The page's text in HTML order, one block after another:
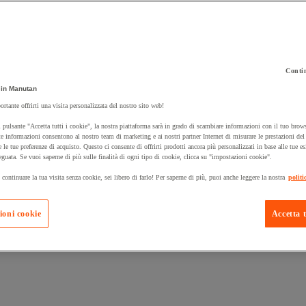
un prodotto:
Manutan Expert
Prodotti in
Manutan
offrirti una visita personalizzata del nostro sito web!
pulsante "Accetta tutti i cookie", la nostra piattaforma sarà in grado di scambiare informazioni con il tuo
informazioni consentono al nostro team di marketing e ai nostri partner Internet di misurare le prestazioni
le tue preferenze di acquisto. Questo ci consente di offrirti prodotti ancora più personalizzati in base alle tue
Se vuoi saperne di più sulle finalità di ogni tipo di cookie, clicca su "impostazioni cookie".
la tua visita senza cookie, sei libero di farlo! Per saperne di più, puoi anche leggere la nostra
Accetta
cookie